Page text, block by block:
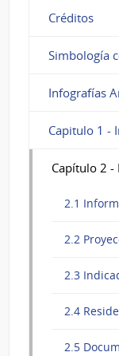
grandes
áreas,
según
año
Créditos
Simbología
Infografías
Capitulo 1 -
Capítulo 2 -
2.1
2.2
2.3
2.4
2.5